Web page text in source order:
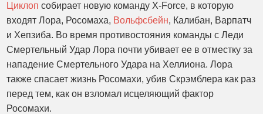
Циклоп собирает новую команду X-Force, в которую
входят Лора, Росомаха, Вольфсбейн, Калибан, Варпатч
и Хепзиба. Во время противостояния команды с Леди
Смертельный Удар Лора почти убивает ее в отместку за
нападение Смертельного Удара на Хеллиона. Лора
также спасает жизнь Росомахи, убив Скрэмблера как раз
перед тем, как он взломал исцеляющий фактор
Росомахи.